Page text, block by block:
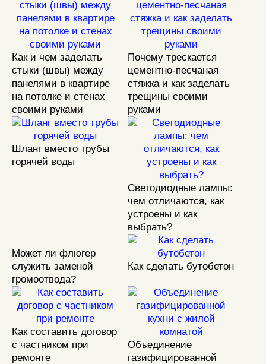
Как и чем заделать
стыки (швы) между
панелями в квартире
на потолке и стенах
своими руками
Почему трескается
цементно-песчаная
стяжка и как заделать
трещины своими
руками
Шланг вместо трубы
горячей воды
Светодиодные лампы:
чем отличаются, как
устроены и как
выбрать?
Может ли флюгер
служить заменой
громоотвода?
Как сделать бутобетон
Как составить договор
с частником при
ремонте
Объединение
газифицированной